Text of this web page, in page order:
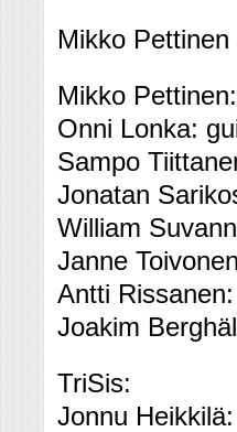
Mikko
Mikko
Onni Lonka:
Sampo
Jonatan
William
Janne
Antti
Joakim
TriSis:
Jonnu